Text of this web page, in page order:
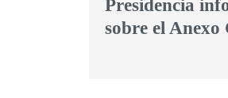
Presidencia
sobre el